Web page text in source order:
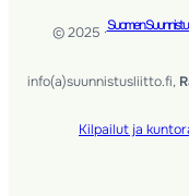
© 2025 ·Suomen
info(a)suunnistusliitto.fi,
Kilpailut ja